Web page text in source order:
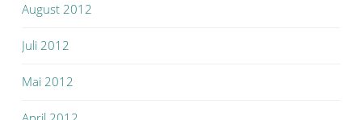
August 2012
Juli 2012
Mai 2012